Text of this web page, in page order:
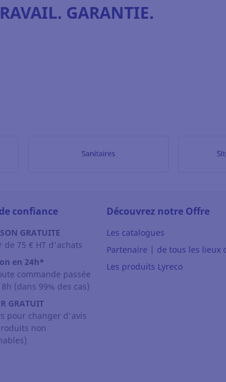
GARANTIE.
confiance
GRATUITE
de 75 € HT d'achats
en 24h*
commande passée
(dans 99% des cas)
GRATUIT
pour changer d'avis
non
Découvrez notre Offre
Les catalogues
Partenaire | de tous les lieux
Les produits Lyreco